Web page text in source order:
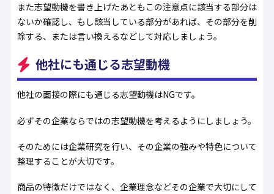
また志望動機を書き上げたあともこの注意点に該当する部分は
ないか確認し、もし該当している部分があれば、その部分を削
除する、または言い換えるなどして対応しましょう。
他社にも通じる志望動機
他社の面接の際にも通じる志望動機はNGです。
必ずその企業ならではの志望動機を考えるようにしましょう。
そのためには企業研究を行い、その企業の強みや特色について
整理することが大切です。
商品の特徴だけではなく、企業理念などその企業で大切にして